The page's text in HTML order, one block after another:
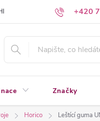
+420
a nenacházíte?
Značky
Horico Leštící guma